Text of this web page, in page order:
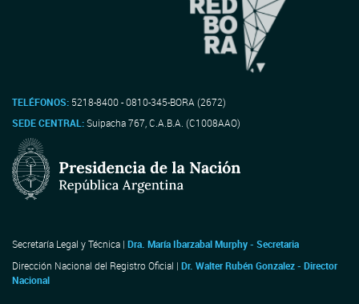
TELÉFONOS: 5218-8400 - 0810-345-BORA (2672)
SEDE CENTRAL:Suipacha 767, C.A.B.A. (C1008AAO)
Secretaría Legal y Técnica | Dra. María Ibarzabal Murphy - Secretaria
Dirección Nacional del Registro Oficial | Dr. Walter Rubén Gonzalez - Director
Nacional